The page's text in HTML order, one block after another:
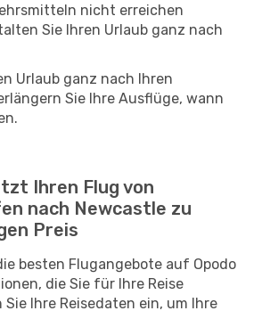
nicht erreichen
Sie Ihren Urlaub ganz nach
Urlaub ganz nach Ihren
Sie Ihre Ausflüge, wann
Ihren Flug von
nach Newcastle zu
Preis
besten Flugangebote auf Opodo
die Sie für Ihre Reise
Sie Ihre Reisedaten ein, um Ihre